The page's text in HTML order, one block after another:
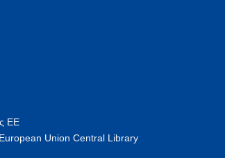
ΕΕ
Union Central Library